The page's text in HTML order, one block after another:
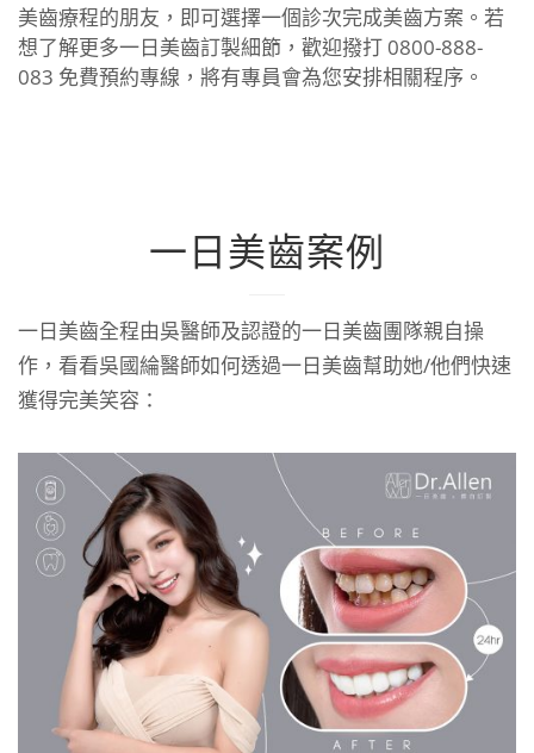
美齒療程的朋友，即可選擇一個診次完成美齒方案。若
想了解更多一日美齒訂製細節，歡迎撥打 0800-888-
083 免費預約專線，將有專員會為您安排相關程序。
一日美齒案例
一日美齒全程由吳醫師及認證的一日美齒團隊親自操
作，看看吳國綸醫師如何透過一日美齒幫助她/他們快速
獲得完美笑容：